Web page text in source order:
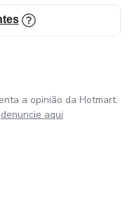
a opinião da Hotmart.
denuncie aqui